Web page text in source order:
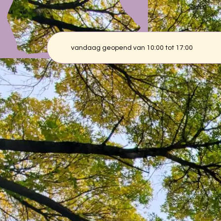
#28 Briljante planten:
vandaag geopend van 10:00 tot 17:00